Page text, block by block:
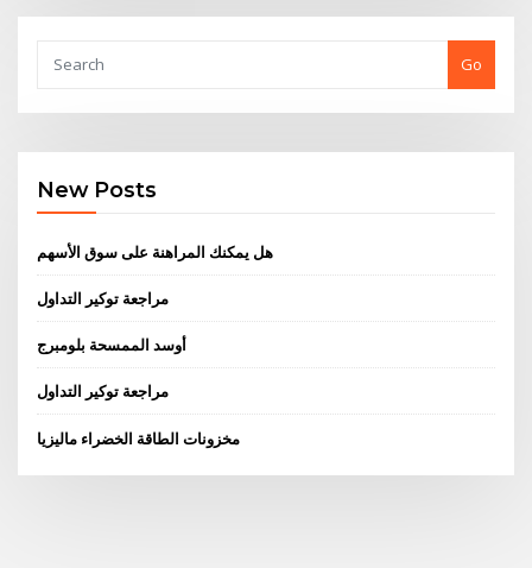
Go
New Posts
هل يمكنك المراهنة على سوق الأسهم
مراجعة توكير التداول
أوسد الممسحة بلومبرج
مراجعة توكير التداول
مخزونات الطاقة الخضراء ماليزيا